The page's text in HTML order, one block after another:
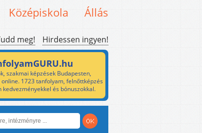
Középiskola Állás
meg! Hirdessen ingyen!
szakmai képzések Budapesten,
1723 tanfolyam, felnőttképzés
kedvezményekkel és bónuszokkal.